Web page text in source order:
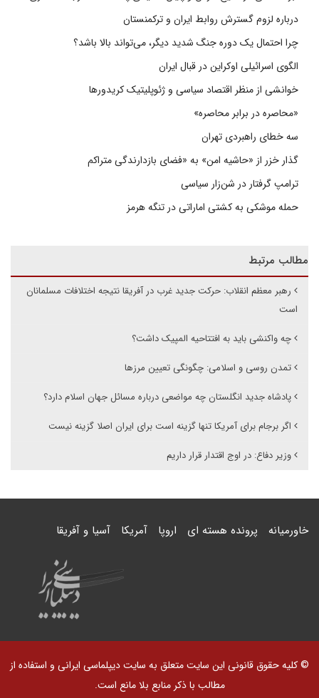
درباره لزوم گسترش روابط ایران و ترکمنستان
چرا احتمال یک دوره جنگ شدید دیگر، می‌تواند بالا باشد؟
الگوی اسرائیلی اوکراین در قبال ایران
خوانشی از منظر اقتصاد سیاسی و ژئوپلیتیک کریدورها
«محاصره در برابر محاصره»
سه خطای راهبردی تهران
گذار خزر از «حاشیه امن» به «فضای بازدارندگی متراکم
ترامپ گرفتار در شن‌زار سیاسی
حمله موشکی به کشتی اماراتی در تنگه هرمز
مطالب مرتبط
رهبر معظم انقلاب: حرکت جدید غرب در آفریقا نتیجه اختلافات مسلمانان
است
چه واکنشی باید به افتتاحیه المپیک داشت؟
تمدن روسی و اسلامی: چگونگی تعیین مرزها
پادشاه جدید انگلستان چه مواضعی درباره مسائل جهان اسلام دارد؟
اگر برجام برای آمریکا تنها گزینه است برای ایران اصلا گزینه نیست
وزیر دفاع: در اوج اقتدار قرار داریم
خاورمیانه پرونده هسته ای اروپا آمریکا آسیا و آفریقا
© کلیه حقوق قانونی این سایت متعلق به سایت دیپلماسی ایرانی و استفاده از
مطالب با ذکر منابع بلا مانع است.